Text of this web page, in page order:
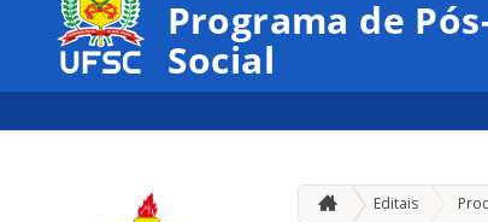
Programa de
Social
Editais